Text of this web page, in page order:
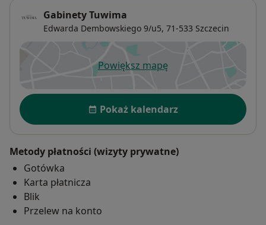
Gabinety Tuwima
Edwarda Dembowskiego 9/u5, 71-533 Szczecin
Powiększ mapęotwiera się w nowej karcie
Dostępność
Pokaż kalendarz
Metody płatności (wizyty prywatne)
Gotówka
Karta płatnicza
Blik
Przelew na konto